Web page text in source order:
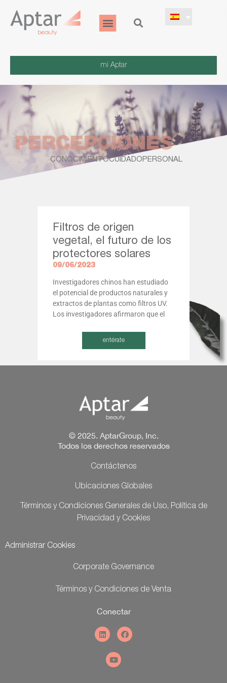
mi Aptar
CONOCIMIENTOCUIDADOPERSONAL
PERCEPCIONES
Filtros de origen
vegetal, el futuro de los
protectores solares
09/06/2023
Investigadores chinos han estudiado
el potencial de productos naturales y
extractos de plantas como filtros UV.
Los investigadores afirmaron que el
entérate
© 2025. AptarGroup, Inc.
Todos los derechos reservados
Contáctenos
Ubicaciones Globales
Términos y Condiciones Generales de Uso, Política de
Privacidad y Cookies
Administrar Cookies
Corporate Governance
Términos y Condiciones de Venta
Conectar